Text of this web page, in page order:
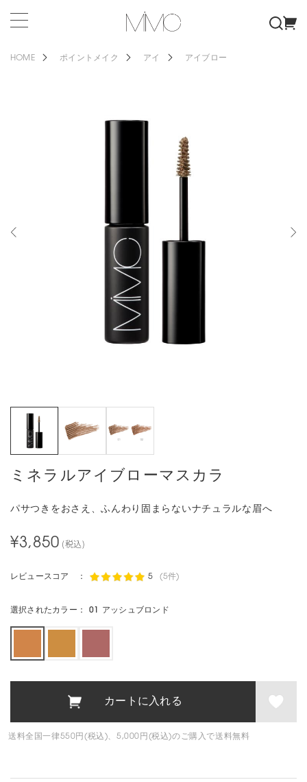
HOME ポイントメイク アイ アイブロー
ミネラルアイブローマスカラ
パサつきをおさえ、ふんわり固まらないナチュラルな眉へ
¥3,850 (税込)
選択されたカラー： 01 アッシュブロンド
送料全国一律550円(税込)、5,000円(税込)のご購入で送料無料
レビュースコア ： 5 (5件)